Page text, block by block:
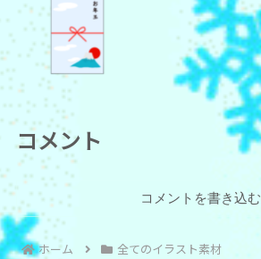
コメント
コメントを書き込む
ホーム 全てのイラスト素材